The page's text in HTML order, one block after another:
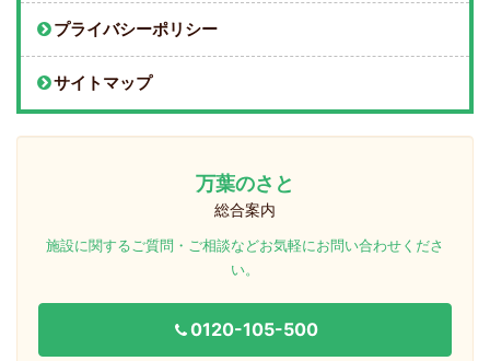
プライバシーポリシー
サイトマップ
万葉のさと
総合案内
施設に関するご質問・ご相談などお気軽にお問い合わせくださ
い。
0120-105-500